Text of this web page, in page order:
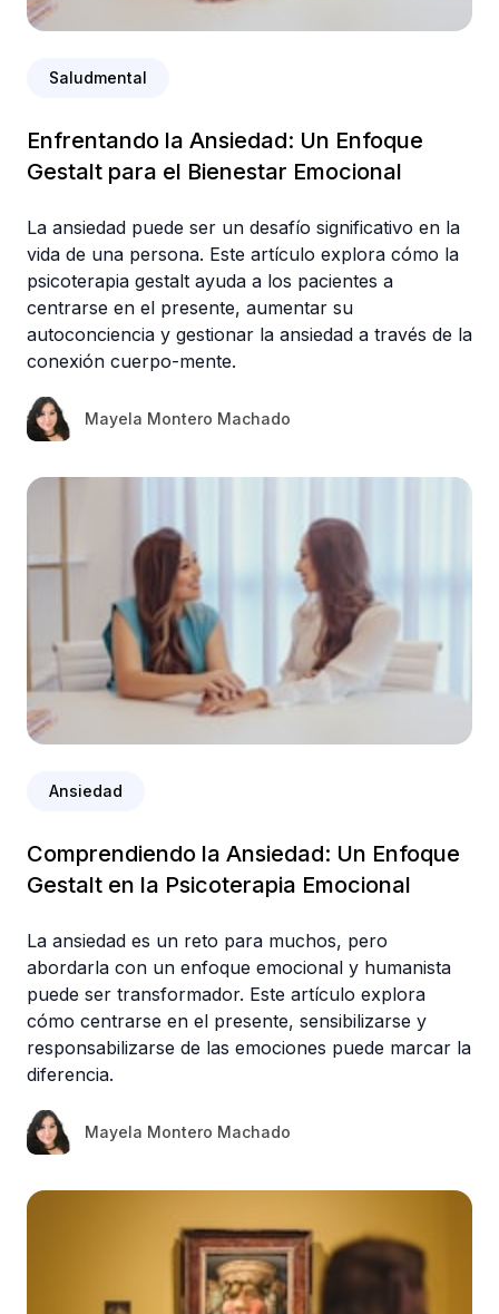
Saludmental
Enfrentando la Ansiedad: Un Enfoque
Gestalt para el Bienestar Emocional
La ansiedad puede ser un desafío significativo en la
vida de una persona. Este artículo explora cómo la
psicoterapia gestalt ayuda a los pacientes a
centrarse en el presente, aumentar su
autoconciencia y gestionar la ansiedad a través de la
conexión cuerpo-mente.
Mayela Montero Machado
Ansiedad
Comprendiendo la Ansiedad: Un Enfoque
Gestalt en la Psicoterapia Emocional
La ansiedad es un reto para muchos, pero
abordarla con un enfoque emocional y humanista
puede ser transformador. Este artículo explora
cómo centrarse en el presente, sensibilizarse y
responsabilizarse de las emociones puede marcar la
diferencia.
Mayela Montero Machado